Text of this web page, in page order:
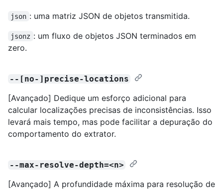
json : uma matriz JSON de objetos transmitida.
jsonz : um fluxo de objetos JSON terminados em
zero.
--[no-]precise-locations
[Avançado] Dedique um esforço adicional para
calcular localizações precisas de inconsistências. Isso
levará mais tempo, mas pode facilitar a depuração do
comportamento do extrator.
--max-resolve-depth=<n>
[Avançado] A profundidade máxima para resolução de